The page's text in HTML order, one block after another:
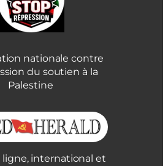
nationale contre
du soutien à la
Palestine
ligne, international et